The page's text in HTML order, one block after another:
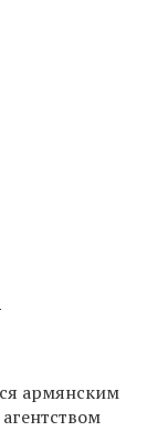
армянским